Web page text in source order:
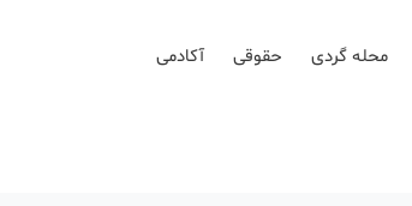
محله گردی حقوقی آکادمی